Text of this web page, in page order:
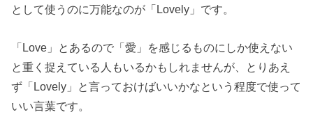
として使うのに万能なのが「Lovely」です。
「Love」とあるので「愛」を感じるものにしか使えない
と重く捉えている人もいるかもしれませんが、とりあえ
ず「Lovely」と言っておけばいいかなという程度で使って
いい言葉です。